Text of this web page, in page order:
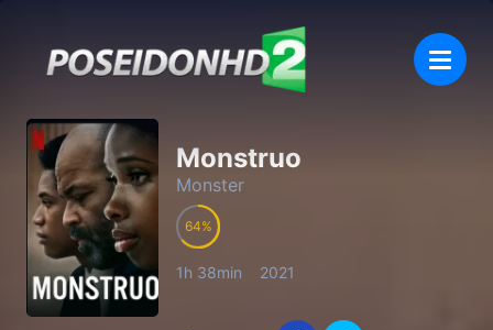
Monstruo
Monster
64
1h 38min 2021